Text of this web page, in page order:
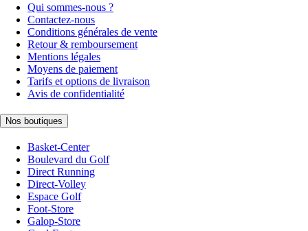
Qui sommes-nous ?
Contactez-nous
Conditions générales de vente
Retour & remboursement
Mentions légales
Moyens de paiement
Tarifs et options de livraison
Avis de confidentialité
Nos boutiques
Basket-Center
Boulevard du Golf
Direct Running
Direct-Volley
Espace Golf
Foot-Store
Galop-Store